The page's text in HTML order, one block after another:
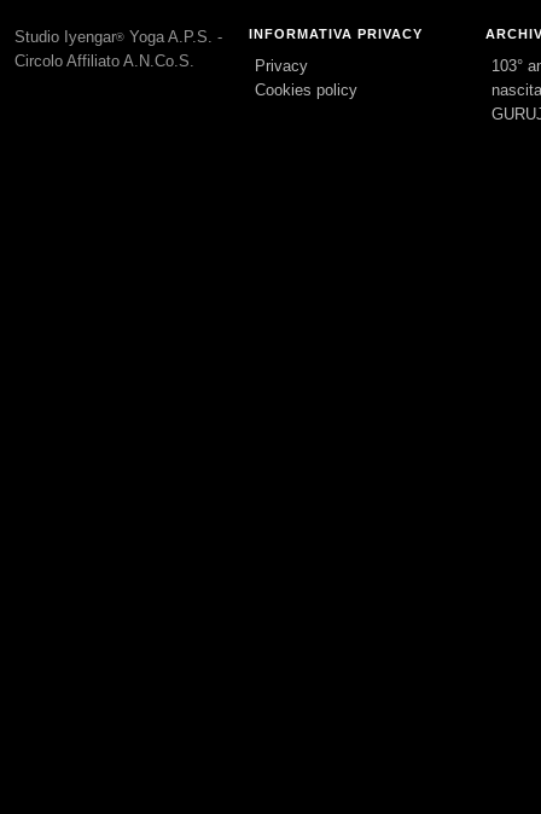
Studio Iyengar® Yoga A.P.S. -
Circolo Affiliato A.N.Co.S.
INFORMATIVA PRIVACY
Privacy
Cookies policy
103°